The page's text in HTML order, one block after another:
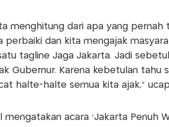
menghitung dari apa yang pernah
perbaiki dan kita mengajak
tagline Jaga Jakarta. Jadi
Gubernur. Karena kebetulan tahu
halte-halte semua kita ajak,"
mengatakan acara 'Jakarta Penuh